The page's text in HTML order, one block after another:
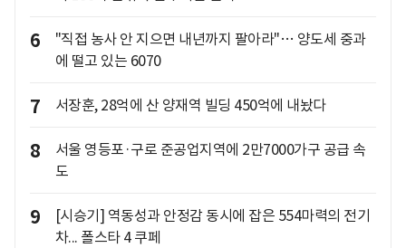
6
"직접 농사 안 지으면 내년까지 팔아라"… 양도세 중과
에 떨고 있는 6070
7 서장훈, 28억에 산 양재역 빌딩 450억에 내놨다
8
서울 영등포·구로 준공업지역에 2만7000가구 공급 속
도
9
[시승기] 역동성과 안정감 동시에 잡은 554마력의 전기
차... 폴스타 4 쿠페